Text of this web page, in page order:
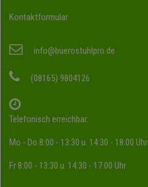
Kontaktformular
info@buerostuhlpro.de
(08165) 9804126
Telefonisch erreichbar:
Mo - Do 8:00 - 13:30 u. 14:30 - 18:00 Uhr
Fr 8:00 - 13:30 u. 14:30 - 17:00 Uhr